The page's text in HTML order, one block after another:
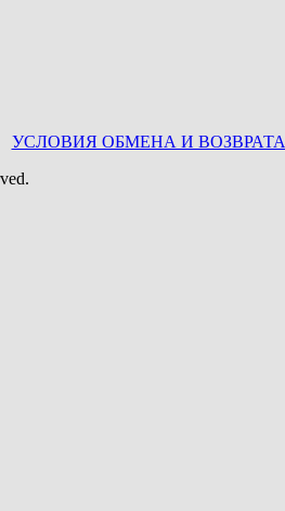
УСЛОВИЯ ОБМЕНА И ВОЗВРАТА